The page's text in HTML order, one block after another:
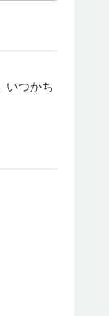
いつかち